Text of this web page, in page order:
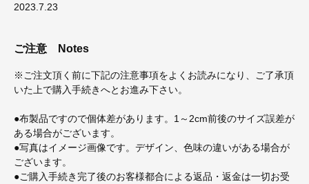
2023.7.23
ご注意 Notes
※ご注文頂く前に下記の注意事項をよくお読みになり、ご了承頂
いた上で購入手続きへとお進み下さい。
●布製品ですので個体差があります。1～2cm前後のサイズ誤差が
ある場合がございます。
●写真はイメージ画像です。デザイン、色味の違いがある場合が
ございます。
●ご購入手続き完了後のお客様都合による返品・返金は一切お受